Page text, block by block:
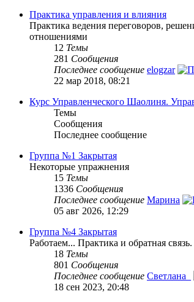
Практика управления и влияния
Практика ведения переговоров,
отношениями
12 Темы
281 Сообщения
Последнее сообщение elogzar
22 мар 2018, 08:21
Курс Управленческого Шаолиня.
Темы
Сообщения
Последнее сообщение
Группа №1 Закрытая
Некоторые упражнения
15 Темы
1336 Сообщения
Последнее сообщение Марина
05 авг 2026, 12:29
Группа №4 Закрытая
Работаем... Практика и обратная
18 Темы
801 Сообщения
Последнее сообщение Светлана_
18 сен 2023, 20:48